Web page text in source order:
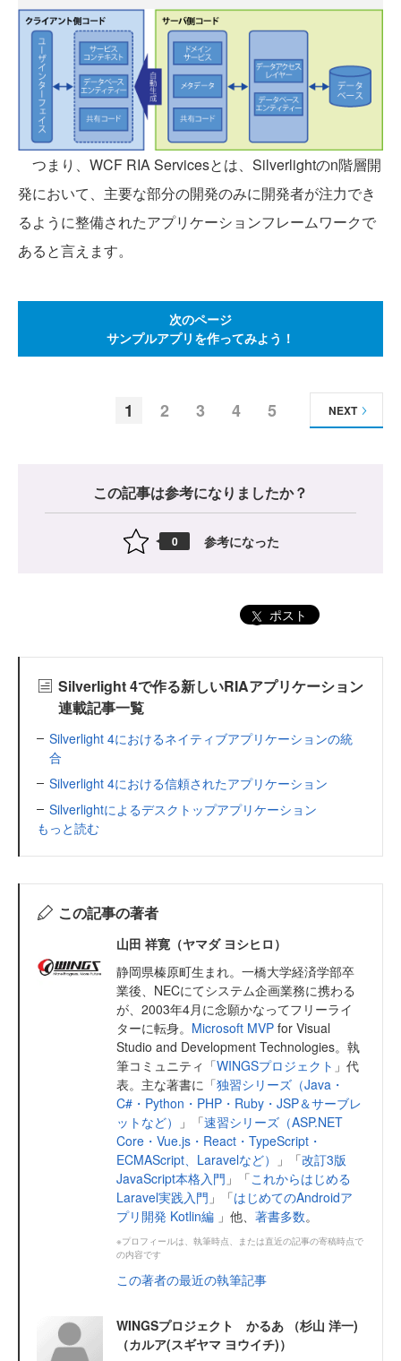
つまり、WCF RIA Servicesとは、Silverlightのn階層開
発において、主要な部分の開発のみに開発者が注力でき
るように整備されたアプリケーションフレームワークで
あると言えます。
次のページ
サンプルアプリを作ってみよう！
1 2 3 4 5 NEXT
この記事は参考になりましたか？
0 参考になった
ポスト
Silverlight 4で作る新しいRIAアプリケーション
連載記事一覧
Silverlight 4におけるネイティブアプリケーションの統
合
Silverlight 4における信頼されたアプリケーション
Silverlightによるデスクトップアプリケーション
もっと読む
この記事の著者
山田 祥寛（ヤマダ ヨシヒロ）
静岡県榛原町生まれ。一橋大学経済学部卒
業後、NECにてシステム企画業務に携わる
が、2003年4月に念願かなってフリーライ
ターに転身。 Microsoft MVP for Visual
Studio and Development Technologies。執
筆コミュニティ「WINGSプロジェクト 」代
表。主な著書に「独習シリーズ（Java・
C#・Python・PHP・Ruby・JSP＆サーブレ
ットなど）
」「速習シリーズ（ASP.NET
Core・Vue.js・React・TypeScript・
ECMAScript、Laravelなど）
」「改訂3版
JavaScript本格入門 」「これからはじめる
Laravel実践入門 」「はじめてのAndroidア
プリ開発 Kotlin編 」他、 著書多数。
※プロフィールは、執筆時点、または直近の記事の寄稿時点で
の内容です
この著者の最近の執筆記事
WINGSプロジェクト かるあ （杉山 洋一)
（カルア(スギヤマ ヨウイチ)）